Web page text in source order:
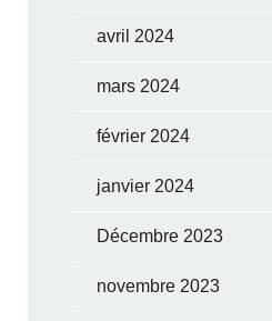
avril 2024
mars 2024
février 2024
janvier 2024
Décembre 2023
novembre 2023